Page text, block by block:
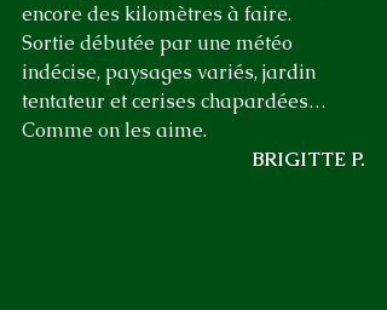
encore des kilomètres à faire.
Sortie débutée par une météo
indécise, paysages variés, jardin
tentateur et cerises chapardées…
Comme on les aime.
BRIGITTE P.